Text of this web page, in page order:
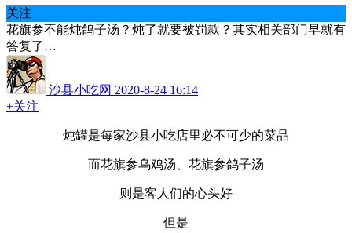
关注
花旗参不能炖鸽子汤？炖了就要被罚款？其实相关部门早就有
答复了…
沙县小吃网 2020-8-24 16:14
+关注
炖罐是每家沙县小吃店里必不可少的菜品
而花旗参乌鸡汤、花旗参鸽子汤
则是客人们的心头好
但是